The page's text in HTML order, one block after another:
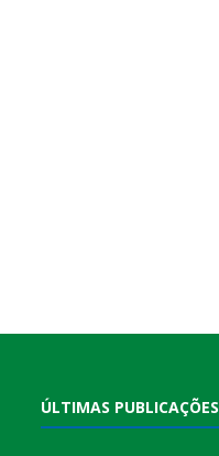
ÚLTIMAS PUBLICAÇÕES